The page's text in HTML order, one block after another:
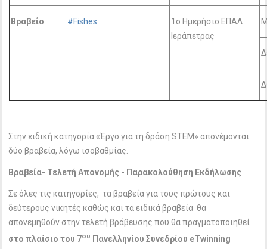
Βραβείο #Fishes
1ο Ημερήσιο ΕΠΑΛ
Ιεράπετρας
Στην ειδική κατηγορία «Έργο για τη δράση STEM» απονέμονται
δύο βραβεία, λόγω ισοβαθμίας.
Βραβεία- Τελετή Απονομής - Παρακολούθηση Εκδήλωσης
Σε όλες τις κατηγορίες, τα βραβεία για τους πρώτους και
δεύτερους νικητές καθώς και τα ειδικά βραβεία θα
απονεμηθούν στην τελετή βράβευσης που θα πραγματοποιηθεί
στο πλαίσιο του 7ου Πανελληνίου Συνεδρίου eTwinning